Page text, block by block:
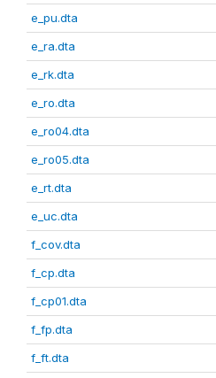
e_pu.dta
e_ra.dta
e_rk.dta
e_ro.dta
e_ro04.dta
e_ro05.dta
e_rt.dta
e_uc.dta
f_cov.dta
f_cp.dta
f_cp01.dta
f_fp.dta
f_ft.dta